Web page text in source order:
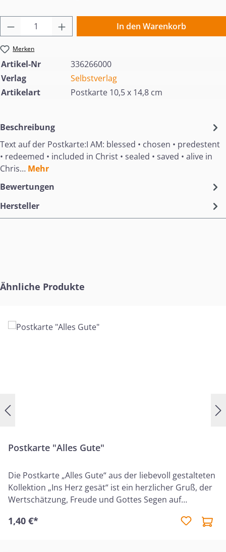
Produkt Anzahl: Gib den gewünschten
In den Warenkorb
Merken
Artikel-Nr
336266000
Verlag
Selbstverlag
Artikelart
Postkarte 10,5 x 14,8 cm
Beschreibung
Text auf der Postkarte:I AM: blessed • chosen • predestent
• redeemed • included in Christ • sealed • saved • alive in
Chris… Mehr
Bewertungen
Hersteller
Produktgalerie überspringen
Ähnliche Produkte
Postkarte "Alles Gute"
Die Postkarte „Alles Gute“ aus der liebevoll gestalteten
Kollektion „Ins Herz gesät“ ist ein herzlicher Gruß, der
Wertschätzung, Freude und Gottes Segen auf
einem Menschen liebevolle Worte und einen
1,40 €*